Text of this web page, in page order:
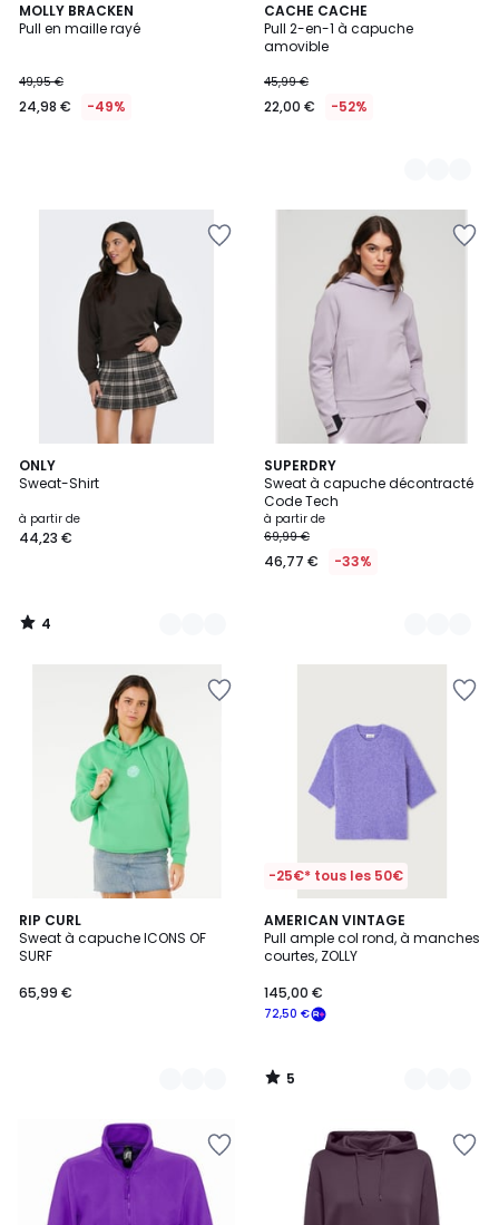
MOLLY BRACKEN
Pull en maille rayé
49,95 €
24,98 € -49%
CACHE CACHE
Pull 2-en-1 à capuche
amovible
45,99 €
22,00 € -52%
2
Couleurs
ONLY
Sweat-Shirt
à partir de
44,23 €
4
/
3
Couleurs
4
/
SUPERDRY
Sweat à capuche décontracté
Code Tech
à partir de
69,99 €
46,77 € -33%
2
Couleurs
RIP CURL
Sweat à capuche ICONS OF
SURF
65,99 €
4
Couleurs
-25€* tous les 50€
AMERICAN VINTAGE
Pull ample col rond, à manches
courtes, ZOLLY
72,50 €
145,00 €
5
/
5
2
Couleurs
5
/